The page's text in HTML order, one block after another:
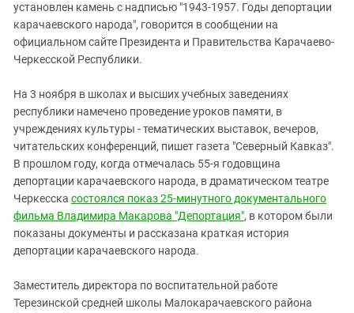
установлен камень с надписью "1943-1957. Годы депортации
карачаевского народа", говорится в сообщении на
официальном сайте Президента и Правительства Карачаево-
Черкесской Республики.
На 3 ноября в школах и высших учебных заведениях
республики намечено проведение уроков памяти, в
учреждениях культуры - тематических выставок, вечеров,
читательских конференций, пишет газета "Северный Кавказ".
В прошлом году, когда отмечалась 55-я годовщина
депортации карачаевского народа, в драматическом театре
Черкесска состоялся показ 25-минутного документального
фильма Владимира Макарова "Депортация", в котором были
показаны документы и рассказана краткая история
депортации карачаевского народа.
Заместитель директора по воспитательной работе
Терезинской средней школы Малокарачаевского района